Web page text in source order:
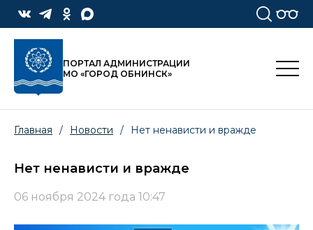
ПОРТАЛ АДМИНИСТРАЦИИ
МО «ГОРОД ОБНИНСК»
Главная / Новости / Нет ненависти и вражде
Нет ненависти и вражде
06 ноября 2024 года 10:47